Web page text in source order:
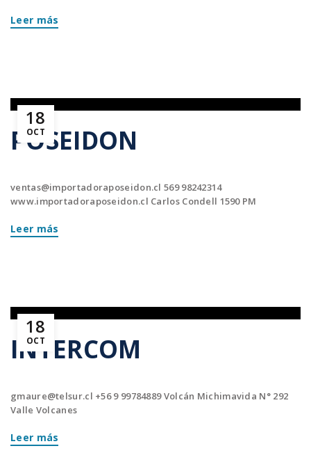
Leer más
18
OCT
POSEIDON
ventas@importadoraposeidon.cl 569 98242314
www.importadoraposeidon.cl Carlos Condell 1590 PM
Leer más
18
OCT
INTERCOM
gmaure@telsur.cl +56 9 99784889 Volcán Michimavida N° 292
Valle Volcanes
Leer más